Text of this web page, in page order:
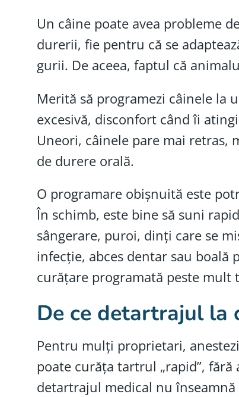
Un câine poate avea probleme
durerii, fie pentru că se
gurii. De aceea, faptul că
Merită să programezi câinele la
excesivă, disconfort când îi
Uneori, câinele pare mai retras,
de durere orală.
O programare obișnuită este
În schimb, este bine să suni
sângerare, puroi, dinți care se
infecție, abces dentar sau boală
curățare programată peste mult
De ce detartrajul la
Pentru mulți proprietari,
poate curăța tartrul „rapid”,
detartrajul medical nu